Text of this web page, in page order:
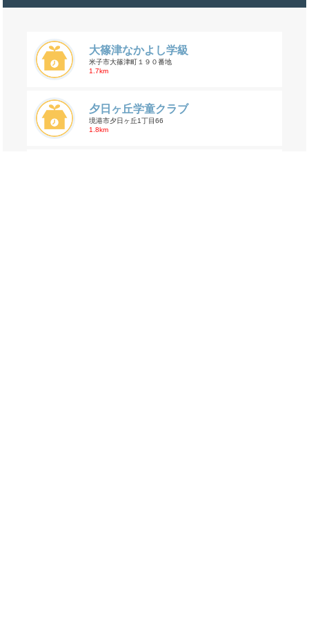
大篠津なかよし学級
米子市大篠津町１９０番地
1.7km
夕日ヶ丘学童クラブ
境港市夕日ヶ丘1丁目66
1.8km